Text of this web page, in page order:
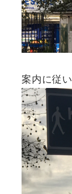
案内に従い